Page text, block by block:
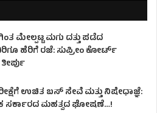
ಮೇಲ್ಪಟ್ಟ ಮಗು ದತ್ತು ಪಡೆದ
ಹೆರಿಗೆ ರಜೆ: ಸುಪ್ರೀಂ ಕೋರ್ಟ್
ಉಚಿತ ಬಸ್ ಸೇವೆ ಮತ್ತು ನಿಷೇಧಾಜ್ಞೆ:
ಸರ್ಕಾರದ ಮಹತ್ವದ ಘೋಷಣೆ…!